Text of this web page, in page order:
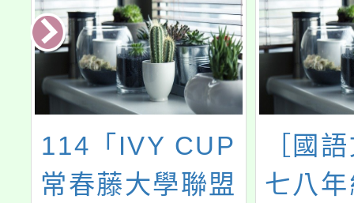
114「IVY CUP
常春藤大學聯盟
［國
七八